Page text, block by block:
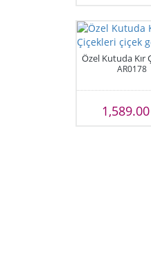
Özel Kutuda Kır
AR0178
1,589.00